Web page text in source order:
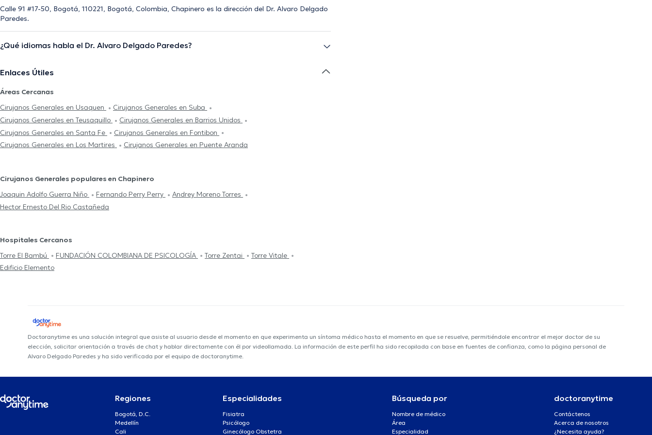
Calle 91 #17-50, Bogotá, 110221, Bogotá, Colombia, Chapinero es la dirección del Dr. Alvaro Delgado
Paredes.
¿Qué idiomas habla el Dr. Alvaro Delgado Paredes?
Enlaces Útiles
Áreas Cercanas
Cirujanos Generales en Usaquen
Cirujanos Generales en Suba
Cirujanos Generales en Teusaquillo
Cirujanos Generales en Barrios Unidos
Cirujanos Generales en Santa Fe
Cirujanos Generales en Fontibon
Cirujanos Generales en Los Martires
Cirujanos Generales en Puente Aranda
Cirujanos Generales populares en Chapinero
Joaquin Adolfo Guerra Niño
Fernando Perry Perry
Andrey Moreno Torres
Hector Ernesto Del Rio Castañeda
Hospitales Cercanos
Torre El Bambú
FUNDACIÓN COLOMBIANA DE PSICOLOGÍA Torre Zentai
Torre Vitale
Edificio Elemento
Doctoranytime es una solución integral que asiste al usuario desde el momento en que experimenta un síntoma médico hasta el momento en que se resuelve, permitiéndole encontrar el mejor doctor de su
elección, solicitar orientación a través de chat y hablar directamente con él por videollamada. La información de este perfil ha sido recopilada con base en fuentes de confianza, como la página personal de
Alvaro Delgado Paredes y ha sido verificada por el equipo de doctoranytime.
Regiones
Bogotá, D.C.
Medellín
Cali
Especialidades
Fisiatra
Psicólogo
Ginecólogo Obstetra
Búsqueda por
Nombre de médico
Área
Especialidad
doctoranytime
Contáctenos
Acerca de nosotros
¿Necesita ayuda?